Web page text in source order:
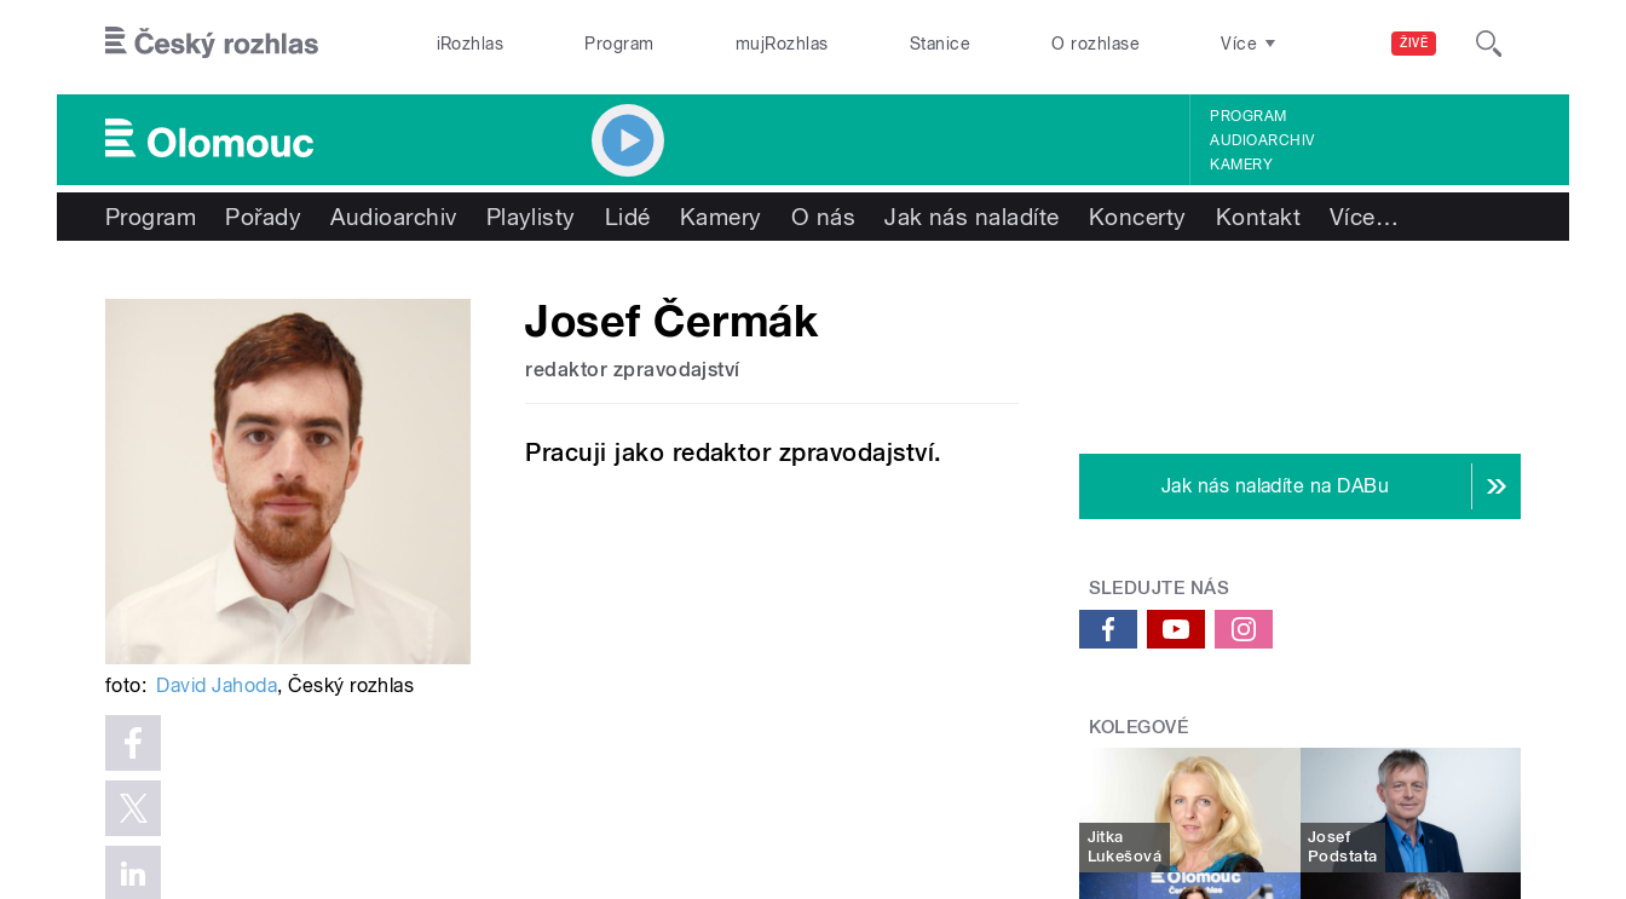
ŽIVĚ
iRozhlas Program mujRozhlas Stanice O rozhlase Více
PROGRAM
AUDIOARCHIV
KAMERY
Program Pořady Audioarchiv Playlisty Lidé Kamery O nás Jak nás naladíte Koncerty Kontakt Více…
Josef Čermák
redaktor zpravodajství
Pracuji jako redaktor zpravodajství.​
foto: David Jahoda,Český rozhlas
Jak nás naladíte na DABu
SLEDUJTE NÁS
KOLEGOVÉ
Jitka
Lukešová
Josef
Podstata